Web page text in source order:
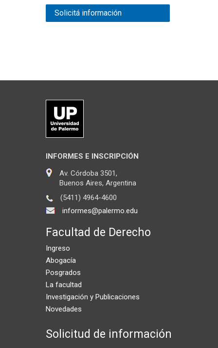
Solicitá información
INFORMES E INSCRIPCIÓN
Av. Córdoba 3501,
Buenos Aires, Argentina
(5411) 4964-4600
informes@palermo.edu
Facultad de Derecho
Ingreso
Abogacía
Posgrados
La facultad
Investigación y Publicaciones
Novedades
Solicitud de información